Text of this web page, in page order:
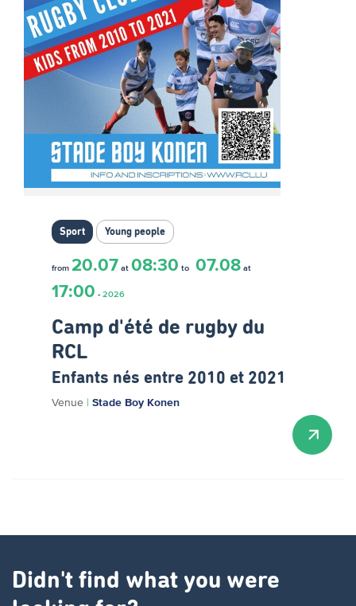
Sport Young people
from 20.07 at 08:30 to 07.08 at
17:00 - 2026
Camp d'été de rugby du
RCL
Enfants nés entre 2010 et 2021
Venue | Stade Boy Konen
Didn't find what you were